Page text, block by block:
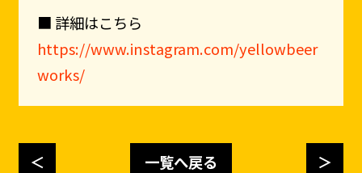
■ 詳細はこちら
https://www.instagram.com/yellowbeer
works/
＜ ＞
一覧へ戻る